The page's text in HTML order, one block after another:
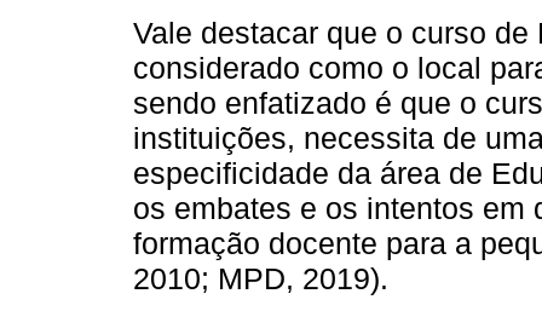
Vale destacar que o curso
considerado como o local
sendo enfatizado é que o
instituições, necessita de
especificidade da área de
os embates e os intentos
formação docente para a
2010; MPD, 2019).